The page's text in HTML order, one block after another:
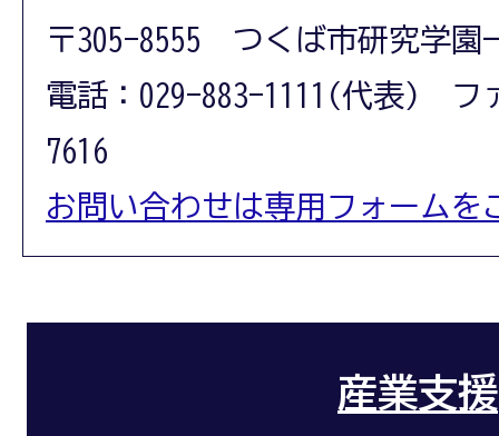
〒305-8555 つくば市研究学園
電話：029-883-1111(代表) フ
7616
お問い合わせは専用フォームを
産業支援